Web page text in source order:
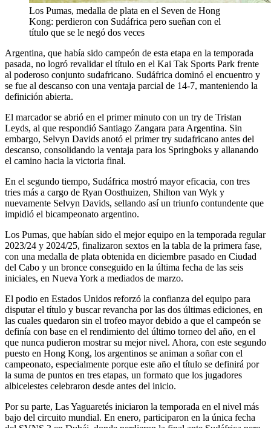
Los Pumas, medalla de plata en el Seven de Hong
Kong: perdieron con Sudáfrica pero sueñan con el
título que se le negó dos veces
Argentina, que había sido campeón de esta etapa en la temporada
pasada, no logró revalidar el título en el Kai Tak Sports Park frente
al poderoso conjunto sudafricano. Sudáfrica dominó el encuentro y
se fue al descanso con una ventaja parcial de 14-7, manteniendo la
definición abierta.
El marcador se abrió en el primer minuto con un try de Tristan
Leyds, al que respondió Santiago Zangara para Argentina. Sin
embargo, Selvyn Davids anotó el primer try sudafricano antes del
descanso, consolidando la ventaja para los Springboks y allanando
el camino hacia la victoria final.
En el segundo tiempo, Sudáfrica mostró mayor eficacia, con tres
tries más a cargo de Ryan Oosthuizen, Shilton van Wyk y
nuevamente Selvyn Davids, sellando así un triunfo contundente que
impidió el bicampeonato argentino.
Los Pumas, que habían sido el mejor equipo en la temporada regular
2023/24 y 2024/25, finalizaron sextos en la tabla de la primera fase,
con una medalla de plata obtenida en diciembre pasado en Ciudad
del Cabo y un bronce conseguido en la última fecha de las seis
iniciales, en Nueva York a mediados de marzo.
El podio en Estados Unidos reforzó la confianza del equipo para
disputar el título y buscar revancha por las dos últimas ediciones, en
las cuales quedaron sin el trofeo mayor debido a que el campeón se
definía con base en el rendimiento del último torneo del año, en el
que nunca pudieron mostrar su mejor nivel. Ahora, con este segundo
puesto en Hong Kong, los argentinos se animan a soñar con el
campeonato, especialmente porque este año el título se definirá por
la suma de puntos en tres etapas, un formato que los jugadores
albicelestes celebraron desde antes del inicio.
Por su parte, Las Yaguaretés iniciaron la temporada en el nivel más
bajo del circuito mundial. En enero, participaron en la única fecha